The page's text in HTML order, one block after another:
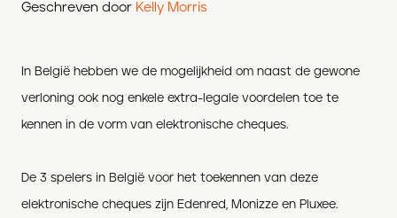
Geschreven door Kelly Morris
In België hebben we de mogelijkheid om naast de gewone
verloning ook nog enkele extra-legale voordelen toe te
kennen in de vorm van elektronische cheques.
De 3 spelers in België voor het toekennen van deze
elektronische cheques zijn Edenred, Monizze en Pluxee.